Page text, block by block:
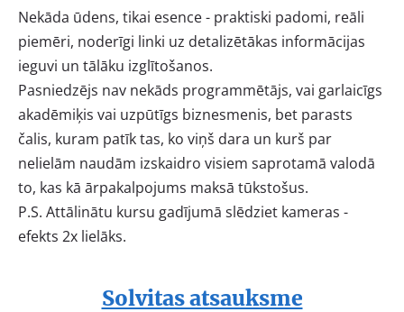
Nekāda ūdens, tikai esence - praktiski padomi, reāli
piemēri, noderīgi linki uz detalizētākas informācijas
ieguvi un tālāku izglītošanos.
Pasniedzējs nav nekāds programmētājs, vai garlaicīgs
akadēmiķis vai uzpūtīgs biznesmenis, bet parasts
čalis, kuram patīk tas, ko viņš dara un kurš par
nelielām naudām izskaidro visiem saprotamā valodā
to, kas kā ārpakalpojums maksā tūkstošus.
P.S. Attālinātu kursu gadījumā slēdziet kameras -
efekts 2x lielāks.
Solvitas atsauksme